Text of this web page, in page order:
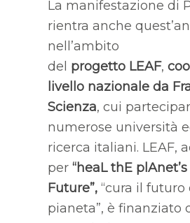
La manifestazione di
rientra anche
nell’ambito
del progetto LEAF,
livello nazionale da
Scienza, cui
numerose università
ricerca italiani. LEAF,
per “heaL thE plAnet’s
Future”,“cura il futuro
pianeta”, è finanziato